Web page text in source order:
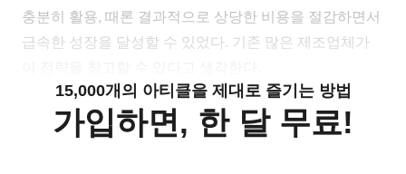
충분히 활용, 때론 결과적으로 상당한 비용을 절감하면서
급속한 성장을 달성할 수 있었다. 기존 많은 제조업체가
15,000개의 아티클을 제대로 즐기는 방법
가입하면, 한 달 무료!